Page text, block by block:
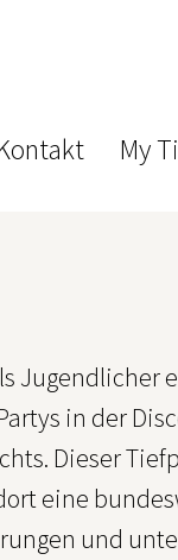
My
Jugendlicher
in der
Dieser
eine
und